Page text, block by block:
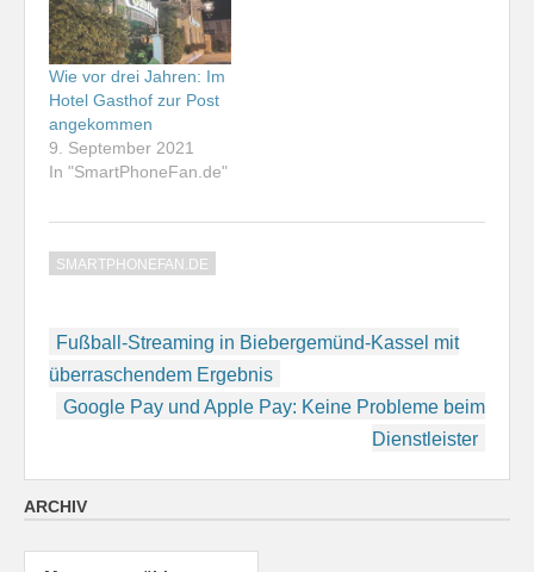
Wie vor drei Jahren: Im
Hotel Gasthof zur Post
angekommen
9. September 2021
In "SmartPhoneFan.de"
SMARTPHONEFAN.DE
Beitragsnavigation
Fußball-Streaming in Biebergemünd-Kassel mit
überraschendem Ergebnis
Google Pay und Apple Pay: Keine Probleme beim
Dienstleister
ARCHIV
Archiv